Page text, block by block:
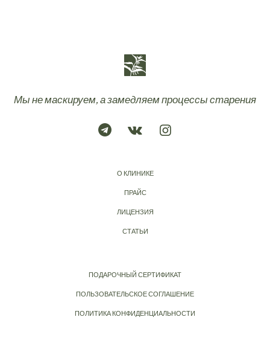
Мы не маскируем, а замедляем процессы старения
О КЛИНИКЕ
ПРАЙС
ЛИЦЕНЗИЯ
СТАТЬИ
ПОДАРОЧНЫЙ СЕРТИФИКАТ
ПОЛЬЗОВАТЕЛЬСКОЕ СОГЛАШЕНИЕ
ПОЛИТИКА КОНФИДЕНЦИАЛЬНОСТИ